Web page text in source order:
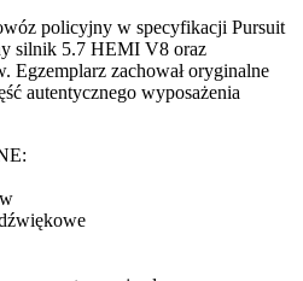
policyjny w specyfikacji Pursuit
silnik 5.7 HEMI V8 oraz
Egzemplarz zachował oryginalne
autentycznego wyposażenia